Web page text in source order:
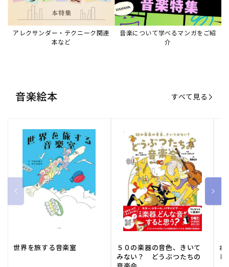
アレクサンダー・テクニーク関連
本など
音楽について学べるマンガをご紹
介
音楽絵本 すべて見る
世界を旅する音楽室
５０の楽器の音色、きいて
みない？ どうぶつたちの
ね